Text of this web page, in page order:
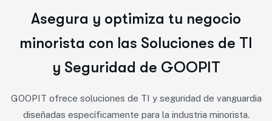
Asegura y optimiza tu negocio
minorista con las Soluciones de TI
y Seguridad de GOOPIT
GOOPIT ofrece soluciones de TI y seguridad de vanguardia
diseñadas específicamente para la industria minorista.